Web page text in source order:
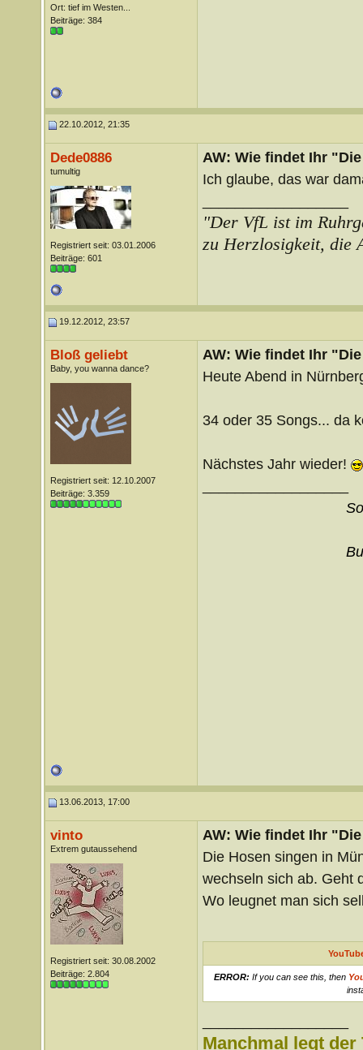
Ort: tief im Westen...
Beiträge: 384
22.10.2012, 21:35
Dede0886
tumultig
Registriert seit: 03.01.2006
Beiträge: 601
AW: Wie findet Ihr
Ich glaube, das war
"Der VfL ist im
zu Herzlosigkeit, die
19.12.2012, 23:57
Bloß geliebt
Baby, you wanna dance?
Registriert seit: 12.10.2007
Beiträge: 3.359
AW: Wie findet Ihr
Heute Abend in
34 oder 35 Songs... da
Nächstes Jahr wieder!
13.06.2013, 17:00
vinto
Extrem gutaussehend
Registriert seit: 30.08.2002
Beiträge: 2.804
AW: Wie findet Ihr
Die Hosen singen in
wechseln sich ab. Geht
Wo leugnet man sich
ERROR: If you can see this, then
Manchmal legt